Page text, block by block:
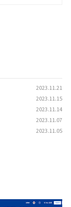
2023.11.21
2023.11.15
2023.11.14
2023.11.07
2023.11.05